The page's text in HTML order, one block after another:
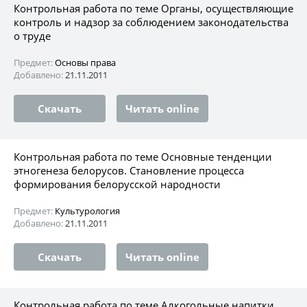
Контрольная работа по теме Органы, осуществляющие
контроль и надзор за соблюдением законодательства
о труде
Предмет:Основы права
Добавлено:21.11.2011
Скачать Читать online
Контрольная работа по теме Основные тенденции
этногенеза белорусов. Становление процесса
формирования белорусской народности
Предмет: Культурология
Добавлено:21.11.2011
Скачать Читать online